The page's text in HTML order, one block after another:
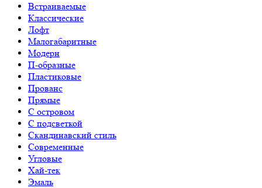
Встраиваемые
Классические
Лофт
Малогабаритные
Модерн
П-образные
Пластиковые
Прованс
Прямые
С островом
С подсветкой
Скандинавский стиль
Современные
Угловые
Хай-тек
Эмаль